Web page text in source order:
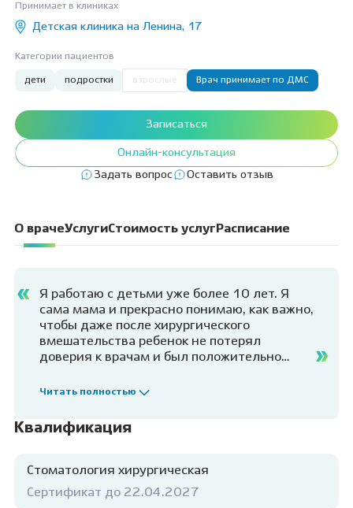
Принимает в клиниках
Детская клиника на Ленина, 17
Категории пациентов
дети подростки взрослые Врач принимает по ДМС
Записаться
Онлайн-консультация
Задать вопрос
Оставить отзыв
О врачеУслугиСтоимость услуг Расписание
Я работаю с детьми уже более 10 лет. Я
сама мама и прекрасно понимаю, как важно,
чтобы даже после хирургического
вмешательства ребенок не потерял
доверия к врачам и был положительно
располагаем достаточным временем и
Благодаря прекрасным анестетикам и
возможностью вести прием под седацией
к минимуму. И как же бывает приятно
благодарности от маленького пациента:
Читать полностью
Квалификация
Стоматология хирургическая
Сертификат до 22.04.2027